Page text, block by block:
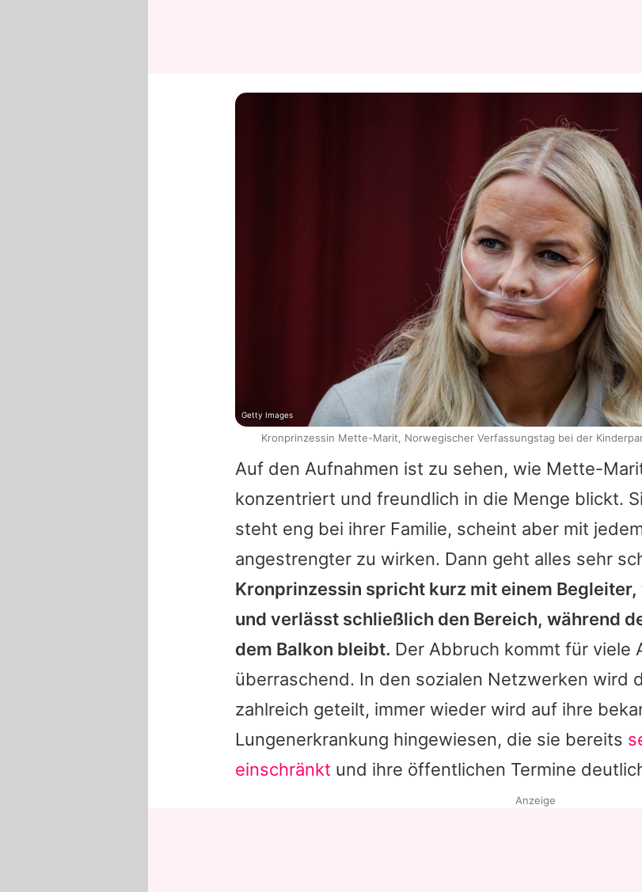
Auf den Aufnahmen ist zu sehen, wie Mette-
konzentriert und freundlich in die Menge blickt.
steht eng bei ihrer Familie, scheint aber mit
angestrengter zu wirken. Dann geht alles sehr
Kronprinzessin spricht kurz mit einem
und verlässt schließlich den Bereich, während
dem Balkon bleibt. Der Abbruch kommt für viele
überraschend. In den sozialen Netzwerken wird
zahlreich geteilt, immer wieder wird auf ihre
Lungenerkrankung hingewiesen, die sie bereits
einschränkt und ihre öffentlichen Termine
Getty Images
Kronprinzessin Mette-Marit, Norwegischer Verfassungstag bei der
Anzeige